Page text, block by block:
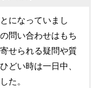
になっていまし
問い合わせはもち
せられる疑問や質
どい時は一日中、
た。